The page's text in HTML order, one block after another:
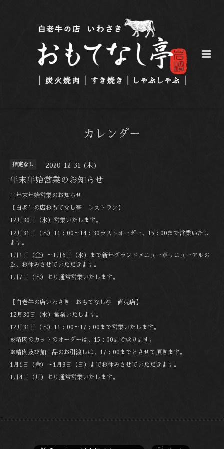
カレンダー
指定なし 2020-12-31 (木)
年末年始営業のお知らせ
□年末年始営業のお知らせ
【白老牛の店おもてなし亭 レストラン】
12月30日（水）営業いたします。
12月31日（木）11：00～14：30ラストオーダー、15：00まで営業いたし
ます。
1月1日（金）～1月6日（水）まで新年グランドメニューがリニューアルの
為、お休みさせていただきます。
1月7日（木）より通常営業いたします。
【白老牛の店いわさき おもてなし亭 直売店】
12月30日（水）営業いたします。
12月31日（木）11：00～17：00まで営業いたします。
※精肉のカットのオーダーは、15：00まで承ります。
※精肉及び加工品のお引渡しは、17：00までとさせて頂きます。
1月1日（金）～1月3日（日）までお休みさせていただきます。
1月4日（月）より通常営業いたします。